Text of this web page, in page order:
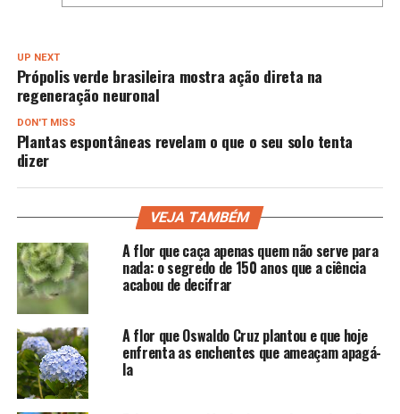
UP NEXT
Própolis verde brasileira mostra ação direta na
regeneração neuronal
DON'T MISS
Plantas espontâneas revelam o que o seu solo tenta
dizer
VEJA TAMBÉM
A flor que caça apenas quem não serve para
nada: o segredo de 150 anos que a ciência
acabou de decifrar
A flor que Oswaldo Cruz plantou e que hoje
enfrenta as enchentes que ameaçam apagá-
la